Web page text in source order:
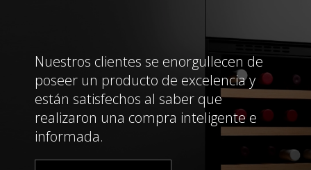
Nuestros clientes se enorgullecen de
poseer un producto de excelencia y
están satisfechos al saber que
realizaron una compra inteligente e
informada.